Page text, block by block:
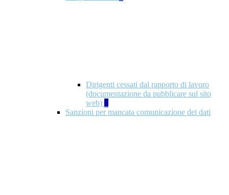
Dirigenti cessati dal rapporto di lavoro
(documentazione da pubblicare sul sito
web) 1
Sanzioni per mancata comunicazione dei dati